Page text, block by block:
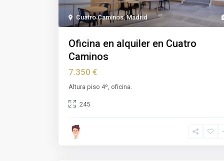
Cuatro Caminos,Madrid
Oficina en alquiler en Cuatro
Caminos
7.350 €
Altura piso 4º, oficina.
245